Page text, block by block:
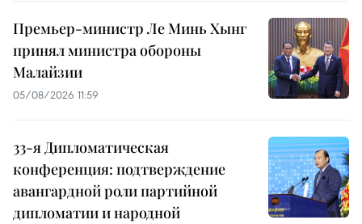
Премьер-министр Ле Минь Хынг
принял министра обороны
Малайзии
05/08/2026 11:59
33-я Дипломатическая
конференция: подтверждение
авангардной роли партийной
дипломатии и народной